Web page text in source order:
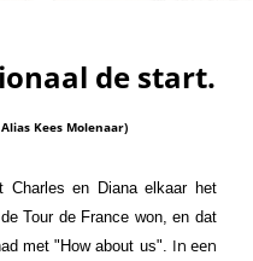
de start.
Kees Molenaar)
Charles en Diana elkaar het
Tour de France won, en dat
met "How about us". In een